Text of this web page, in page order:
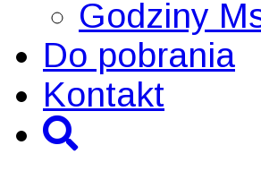
Godziny
Do pobrania
Kontakt